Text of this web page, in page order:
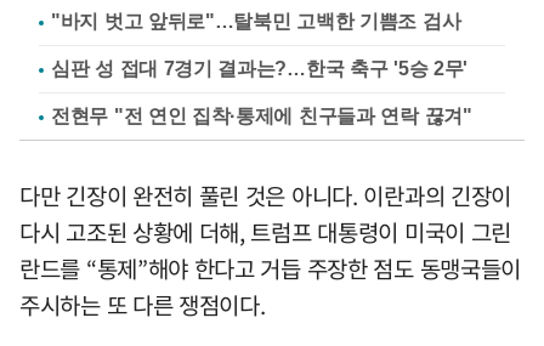
"바지 벗고 앞뒤로"…탈북민 고백한 기쁨조 검사
심판 성 접대 7경기 결과는?…한국 축구 '5승 2무'
전현무 "전 연인 집착·통제에 친구들과 연락 끊겨"
다만 긴장이 완전히 풀린 것은 아니다. 이란과의 긴장이
다시 고조된 상황에 더해, 트럼프 대통령이 미국이 그린
란드를 “통제”해야 한다고 거듭 주장한 점도 동맹국들이
주시하는 또 다른 쟁점이다.